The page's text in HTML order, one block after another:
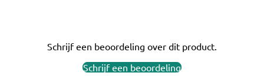
Schrijf een beoordeling over dit product.
Schrijf een beoordeling